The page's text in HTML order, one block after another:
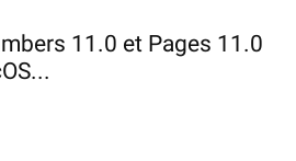
11.0 et Pages 11.0